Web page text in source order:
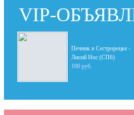
VIP-
Печник в Сестрорецке -
Лисий Нос (СПб)
100 руб.